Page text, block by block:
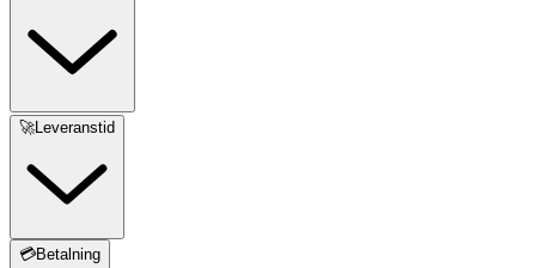
🚀Leveranstid
💳Betalning